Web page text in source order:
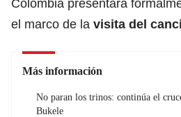
Colombia presentará
el marco de la visita del
Más información
No paran los trinos: continúa el
Bukele